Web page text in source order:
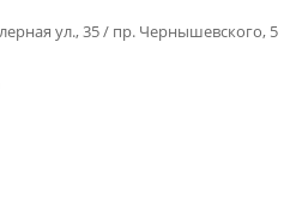
ул., 35 / пр. Чернышевского, 5